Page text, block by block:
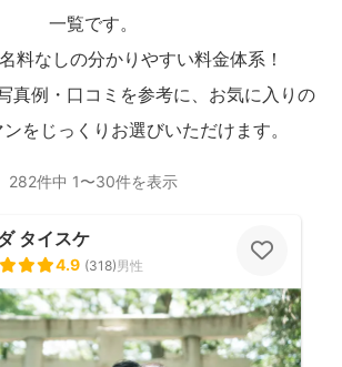
一覧です。
料なしの分かりやすい料金体系！
真例・口コミを参考に、お気に入りの
をじっくりお選びいただけます。
282件中 1〜30件を表示
タイスケ
4.9 (318)男性